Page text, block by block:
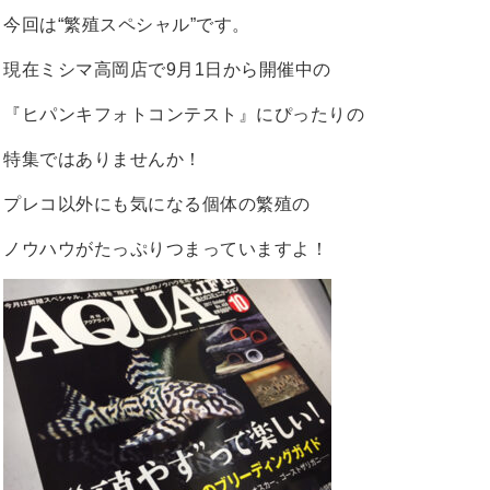
今回は“繁殖スペシャル”です。
現在ミシマ高岡店で9月1日から開催中の
『ヒパンキフォトコンテスト』にぴったりの
特集ではありませんか！
プレコ以外にも気になる個体の繁殖の
ノウハウがたっぷりつまっていますよ！